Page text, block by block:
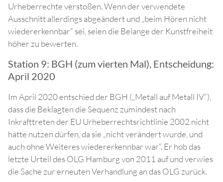
Urheberrechte verstoßen. Wenn der verwendete
Ausschnitt allerdings abgeändert und „beim Hören nicht
wiedererkennbar“ sei, seien die Belange der Kunstfreiheit
höher zu bewerten.
Station 9: BGH (zum vierten Mal), Entscheidung:
April 2020
Im April 2020 entschied der BGH („Metall auf Metall IV“),
dass die Beklagten die Sequenz zumindest nach
Inkrafttreten der EU Urheberrechtsrichtlinie 2002 nicht
hätte nutzen dürfen, da sie „nicht verändert wurde, und
auch ohne Weiteres wiedererkennbar war“. Er hob das
letzte Urteil des OLG Hamburg von 2011 auf und verwies
die Sache zur erneuten Verhandlung an das OLG zurück.